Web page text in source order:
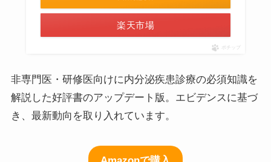
楽天市場
ポチップ
非専門医・研修医向けに内分泌疾患診療の必須知識を
解説した好評書のアップデート版。エビデンスに基づ
き、最新動向を取り入れています。